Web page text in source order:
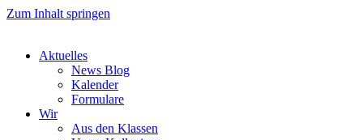
Zum Inhalt springen
Aktuelles
News Blog
Kalender
Formulare
Wir
Aus den Klassen